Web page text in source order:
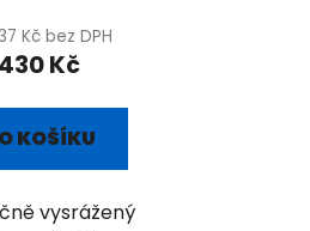
Kč bez DPH
430 Kč
KOŠÍKU
vysrážený